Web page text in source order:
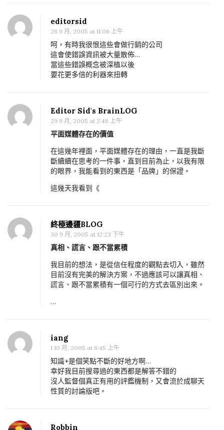
editorsid
28 9 月, 2005 at 11:06 上午
呵，有時我很恨這些會做行銷的公司
這會使錯誤資訊被大量散佈…
當這些錯誤概念被深植以後
要花更多倍的利器來扭轉
Editor Sid's BrainLOG
29 9 月, 2005 at 2:46 上午
平面媒體存在的價值
在這幾年裡面，平面媒體存在的理由，一直是我斷
斷續續在思考的一件事，直到目前為止，以我有限
的眼界，我能看到的東西是「品牌」的保證。
這幾天我看到《
終極邊疆BLOG
30 9 月, 2005 at 12:23 下午
真相、謊言、跟不當累積
我目前的想法，是從信任程度的觀點去切入，雖然
目前沒有完美的解決方案，不過應該可以讓真相、
謊言、跟不當累積有一個可行的方式去區別出來。
…
iang
1 10 月, 2005 at 8:45 上午
知識+是個笑點不斷的好地方啊…
幸好我目前搜尋過的東西都是解答不錯的
沒人監督個真正有用的評鑑機制，又會流於成聊天
性質的討論版吧。
Robbin